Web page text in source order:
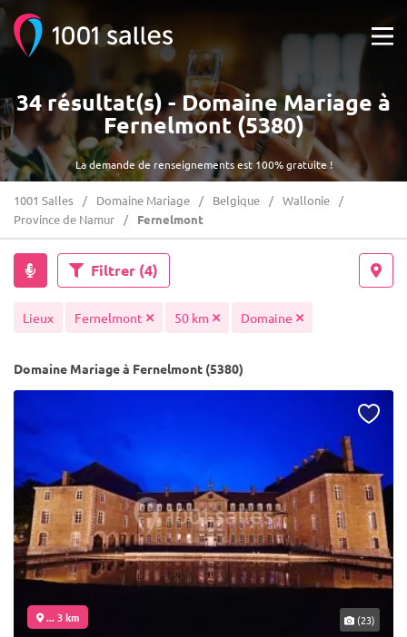
La demande de renseignements est 100% gratuite !
34 résultat(s) - Domaine Mariage à
Fernelmont (5380)
1001 Salles Domaine Mariage Belgique
Wallonie
Province de Namur
Fernelmont
Filtrer (4)
Lieux Fernelmont 50 km Domaine
Domaine Mariage à Fernelmont (5380)
... 3 km (23)